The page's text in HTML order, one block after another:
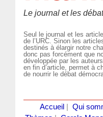
Le journal et les
Seul le journal et les
de l’URC. Sinon les
destinés à élargir notre
donc pas forcément que
développée par les
en fin d’article, permet à
de nourrir le débat
Accueil Qui